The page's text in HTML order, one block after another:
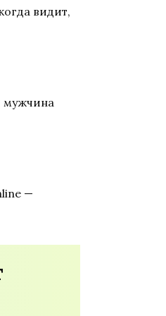
видит,
мужчина
—